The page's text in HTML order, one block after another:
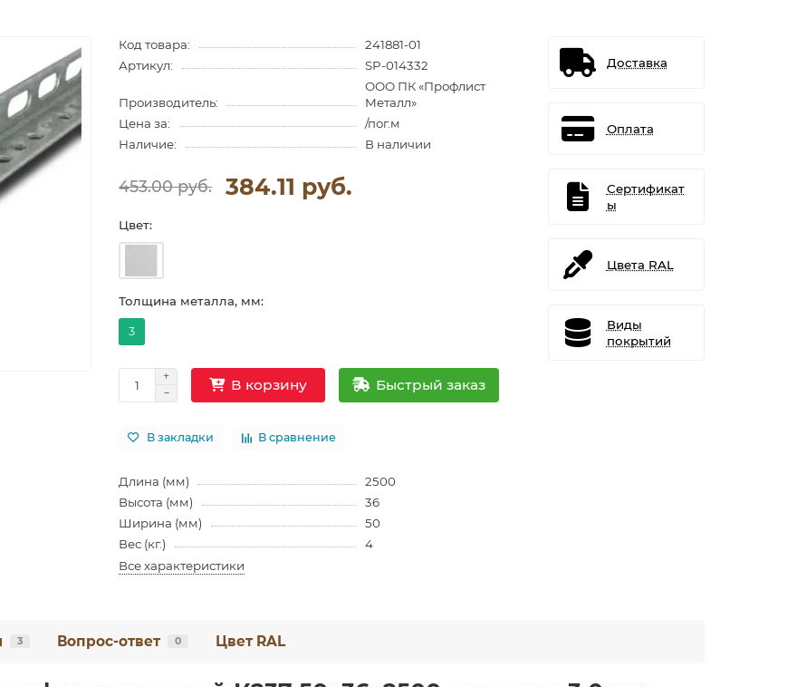
Код товара:
241881-01
Артикул:
SP-014332
Производитель:
ООО ПК «Профлист
Металл»
Цена за:
/пог.м
Наличие:
В наличии
453.00 руб. 384.11 руб.
Цвет:
Толщина металла, мм:
3
В корзину Быстрый заказ
В закладки В сравнение
Длина (мм)
2500
Высота (мм)
36
Ширина (мм)
50
Вес (кг.)
4
Все характеристики
Доставка
Оплата
Сертификат
ы
Цвета RAL
Виды
покрытий
3 Вопрос-ответ 0 Цвет RAL